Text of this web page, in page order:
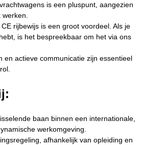
is een pluspunt, aangezien
rijbewijs is een groot voordeel. Als je
is het bespreekbaar om het via ons
en actieve communicatie zijn essentieel
baan binnen een internationale,
werkomgeving.
afhankelijk van opleiding en